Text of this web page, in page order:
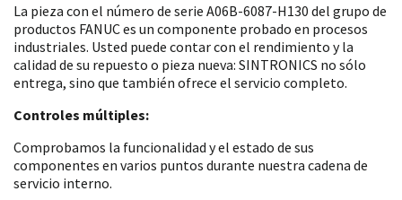
La pieza con el número de serie A06B-6087-H130 del grupo de
productos FANUC es un componente probado en procesos
industriales. Usted puede contar con el rendimiento y la
calidad de su repuesto o pieza nueva: SINTRONICS no sólo
entrega, sino que también ofrece el servicio completo.
Controles múltiples:
Comprobamos la funcionalidad y el estado de sus
componentes en varios puntos durante nuestra cadena de
servicio interno.